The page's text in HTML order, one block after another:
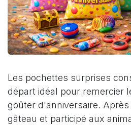
Les pochettes surprises
départ idéal pour remercier
goûter d'anniversaire.
gâteau et participé aux